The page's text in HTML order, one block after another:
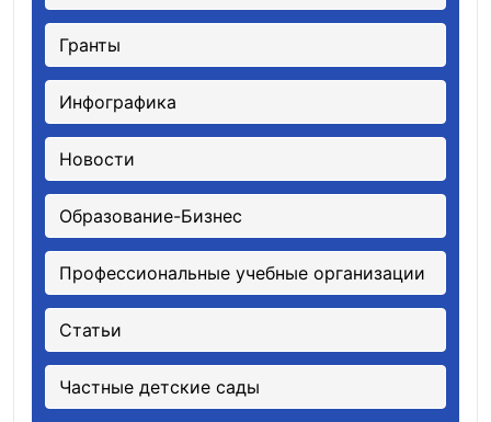
Гранты
Инфографика
Новости
Образование-Бизнес
Профессиональные учебные организации
Статьи
Частные детские сады